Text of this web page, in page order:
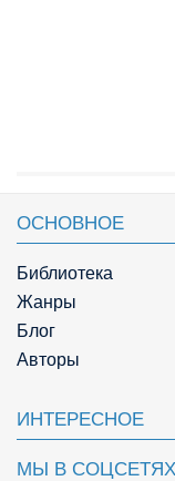
ОСНОВНОЕ
Библиотека
Жанры
Блог
Авторы
ИНТЕРЕСНОЕ
МЫ В СОЦСЕТЯХ